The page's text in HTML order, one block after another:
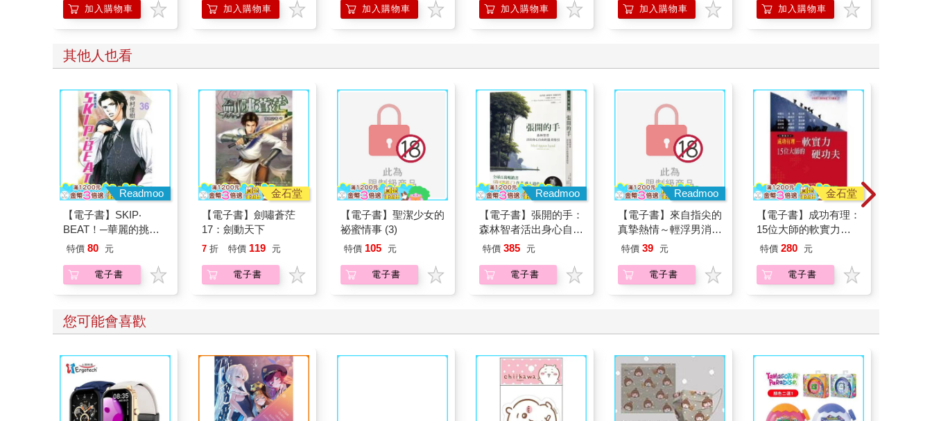
加入購物車 加入購物車
「行動派」的37個科
學方法
加入購物車 加入購物車 加入購物車 加入購物車
其他人也看
Readmoo
【電子書】SKIP‧
BEAT！─華麗的挑戰─
（36）
特價 80 元
電子書
金石堂
【電子書】劍嘯蒼茫
17：劍動天下
7 折 特價 119 元
電子書
【電子書】聖潔少女的
祕蜜情事 (3)
特價 105 元
電子書
Readmoo
【電子書】張開的手：
森林智者活出身心自由
的溫柔指引
特價 385 元
電子書
Readmoo
【電子書】來自指尖的
真摯熱情～輕浮男消防
員帶著熱烈眼神擁抱我
特價 39 元
電子書
金石堂
【電子書】成功有理：
15位大師的軟實力硬
功夫
特價 280 元
電子書
您可能會喜歡